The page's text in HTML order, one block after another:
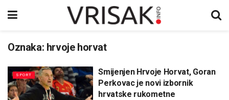
Oznaka: hrvoje horvat
SPORT
Smijenjen Hrvoje Horvat, Goran
Perkovac je novi izbornik
hrvatske rukometne